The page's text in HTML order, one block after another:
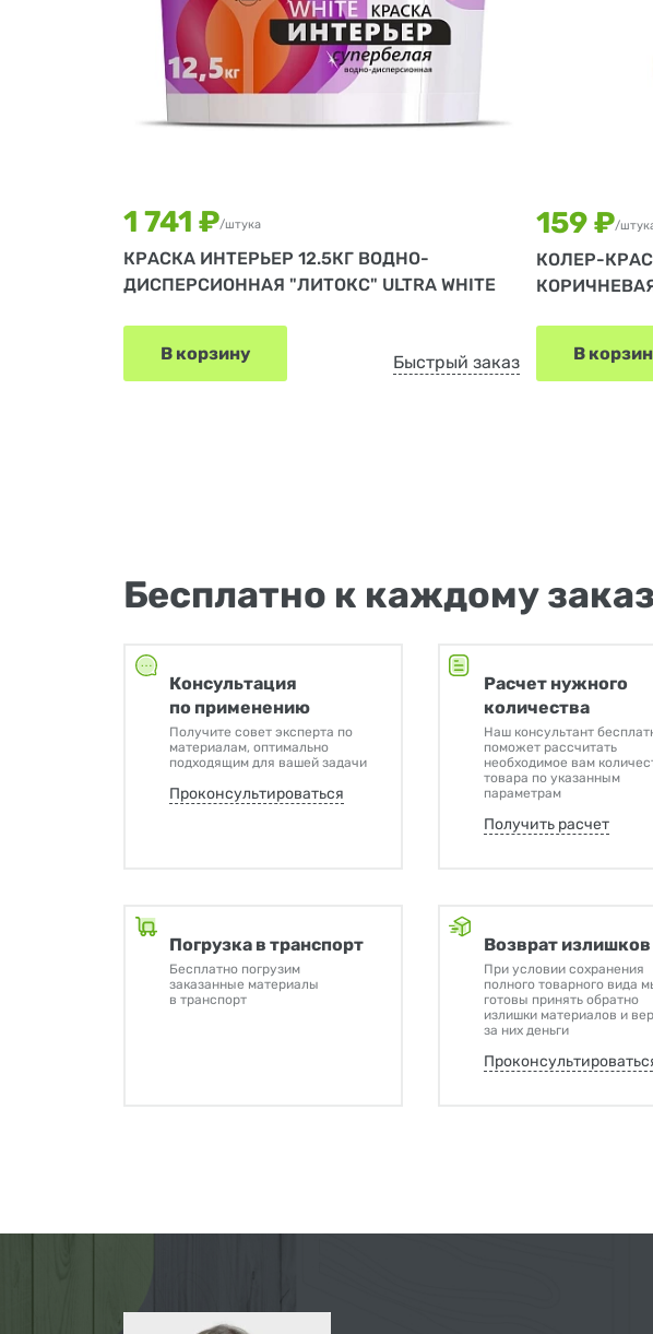
1 741 ₽/штука
КРАСКА ИНТЕРЬЕР 12.5КГ ВОДНО-
ДИСПЕРСИОННАЯ "ЛИТОКС" ULTRA WHITE
В корзину Быстрый заказ
159 ₽/
КОЛЕР-
В
Бесплатно к каждому
Консультация
по применению
Получите совет эксперта по
материалам, оптимально
подходящим для вашей задачи
Проконсультироваться
Расчет нужного
количества
Наш консультант
поможет рассчитать
необходимое вам
товара по указанным
параметрам
Получить расчет
Погрузка в транспорт
Бесплатно погрузим
заказанные материалы
в транспорт
Возврат излишков
При условии сохранения
полного товарного вида
готовы принять обратно
излишки материалов и
за них деньги